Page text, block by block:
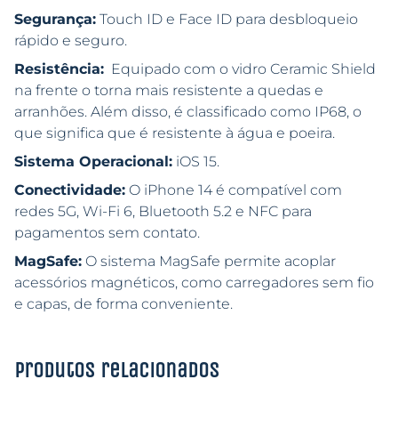
Segurança: Touch ID e Face ID para desbloqueio
rápido e seguro.
Resistência: Equipado com o vidro Ceramic Shield
na frente o torna mais resistente a quedas e
arranhões. Além disso, é classificado como IP68, o
que significa que é resistente à água e poeira.
Sistema Operacional: iOS 15.
Conectividade: O iPhone 14 é compatível com
redes 5G, Wi-Fi 6, Bluetooth 5.2 e NFC para
pagamentos sem contato.
MagSafe: O sistema MagSafe permite acoplar
acessórios magnéticos, como carregadores sem fio
e capas, de forma conveniente.
Produtos relacionados